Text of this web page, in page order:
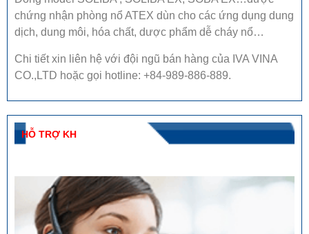
chứng nhận phòng nổ ATEX dùn cho các ứng dụng dung
dịch, dung môi, hóa chất, dược phẩm dễ cháy nổ…
Chi tiết xin liên hệ với đội ngũ bán hàng của IVA VINA
CO.,LTD hoặc gọi hotline: +84-989-886-889.
HỖ TRỢ KH